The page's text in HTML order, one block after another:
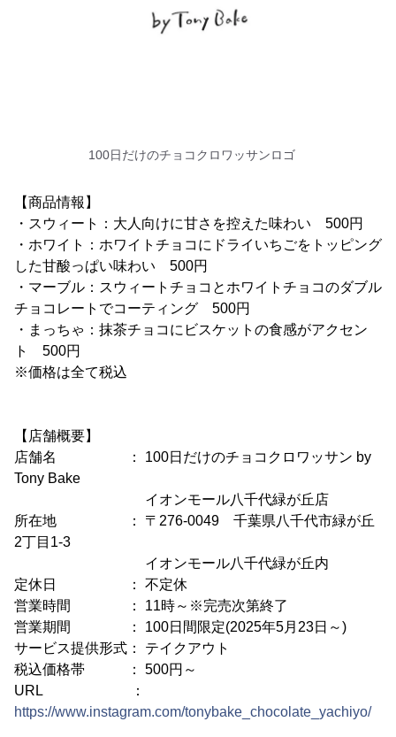
100日だけのチョコクロワッサンロゴ
【商品情報】
・スウィート：大人向けに甘さを控えた味わい 500円
・ホワイト：ホワイトチョコにドライいちごをトッピング
した甘酸っぱい味わい 500円
・マーブル：スウィートチョコとホワイトチョコのダブル
チョコレートでコーティング 500円
・まっちゃ：抹茶チョコにビスケットの食感がアクセン
ト 500円
※価格は全て税込
【店舗概要】
店舗名 ： 100日だけのチョコクロワッサン by
Tony Bake
イオンモール八千代緑が丘店
所在地 ： 〒276-0049 千葉県八千代市緑が丘
2丁目1-3
イオンモール八千代緑が丘内
定休日 ： 不定休
営業時間 ： 11時～※完売次第終了
営業期間 ： 100日間限定(2025年5月23日～)
サービス提供形式： テイクアウト
税込価格帯 ： 500円～
URL ：
https://www.instagram.com/tonybake_chocolate_yachiyo/